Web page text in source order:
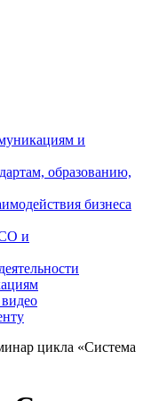
и
образованию,
бизнеса
и
цикла «Система